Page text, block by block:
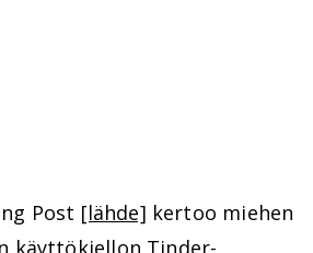
Post [lähde] kertoo miehen
käyttökiellon Tinder-